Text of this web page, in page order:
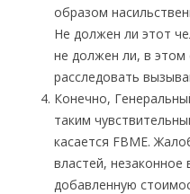
образом
Не должен ли этот
не должен ли, в этом
расследовать
Конечно,
таким
касается FBME.
властей, незаконное
добавленную